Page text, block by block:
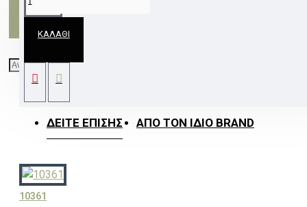
Λευκά είδη
ΚΑΛΆΘΙ
ΓΥΑΛΙ ΛΕΥΚΟ ΚΑΜΠΑΝΑ Φ40 x H21cm E27
ΔΕΊΤΕ ΕΠΊΣΗΣ ΑΠΌ ΤΟΝ ΊΔΙΟ BRAND
10361